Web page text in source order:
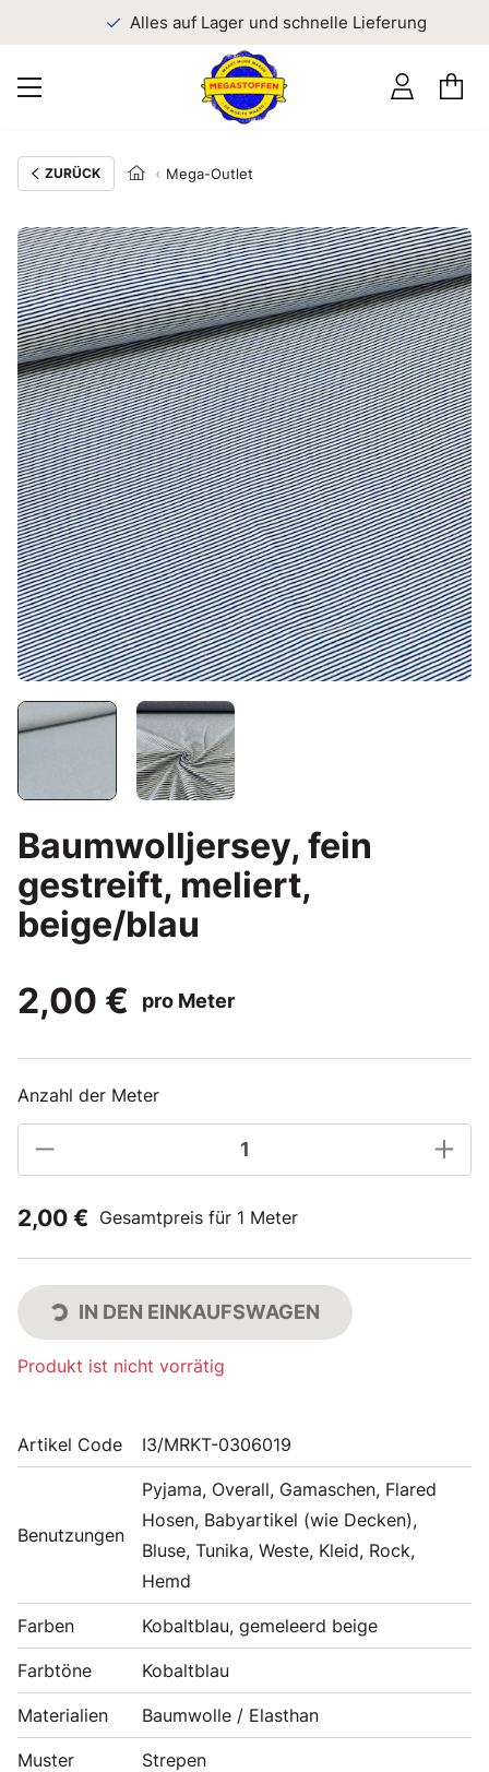
Alles auf Lager und schnelle Lieferung
ZURÜCK Mega-Outlet
Baumwolljersey, fein
gestreift, meliert,
beige/blau
2,00 €
pro Meter
Anzahl der Meter
2,00 € Gesamtpreis für 1 Meter
IN DEN EINKAUFSWAGEN
Produkt ist nicht vorrätig
Artikel Code I3/MRKT-0306019
Benutzungen
Pyjama, Overall, Gamaschen, Flared
Hosen, Babyartikel (wie Decken),
Bluse, Tunika, Weste, Kleid, Rock,
Hemd
Farben Kobaltblau, gemeleerd beige
Farbtöne Kobaltblau
Materialien Baumwolle / Elasthan
Muster Strepen